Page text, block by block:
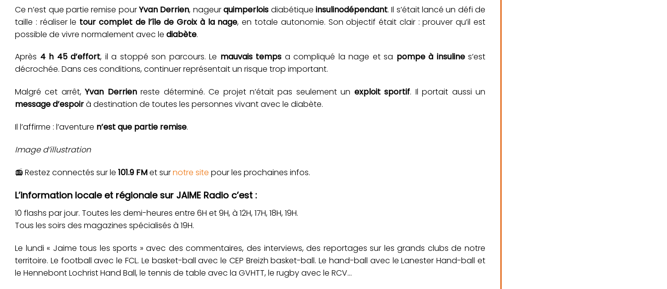
Ce n’est que partie remise pourYvan Derrien, nageurquimperlois diabétique insulinodépendant. Il s’était lancé un défi de
taille : réaliser le tour complet de l’île de Groix à la nage, en totale autonomie. Son objectif était clair : prouver qu’il est
possible de vivre normalement avec le diabète.
Après 4 h 45 d’effort, il a stoppé son parcours. Le mauvais temps a compliqué la nage et sa pompe à insulines’est
décrochée. Dans ces conditions, continuer représentait un risque trop important.
Malgré cet arrêt,Yvan Derrienreste déterminé. Ce projet n’était pas seulement un exploit sportif. Il portait aussi un
message d’espoirà destination de toutes les personnes vivant avec le diabète.
Il l’affirme : l’aventure n’est que partie remise.
Image d’illustration
📻 Restez connectés sur le 101.9 FMet surnotre site pour les prochaines infos.
L’information locale et régionale sur JAIME Radio c’est :
10 flashs par jour. Toutes les demi-heures entre 6H et 9H, à 12H, 17H, 18H, 19H.
Tous les soirs des magazines spécialisés à 19H.
Le lundi « Jaime tous les sports » avec des commentaires, des interviews, des reportages sur les grands clubs de notre
territoire. Le football avec le FCL. Le basket-ball avec le CEP Breizh basket-ball. Le hand-ball avec le Lanester Hand-ball et
le Hennebont Lochrist Hand Ball, le tennis de table avec la GVHTT, le rugby avec le RCV…